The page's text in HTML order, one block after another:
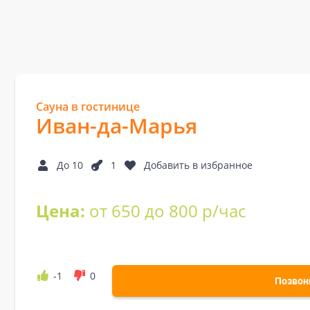
Сауна в гостинице
Иван-да-Марья
До 10 1 Добавить в избранное
Цена: от 650 до 800 р/час
-1 0